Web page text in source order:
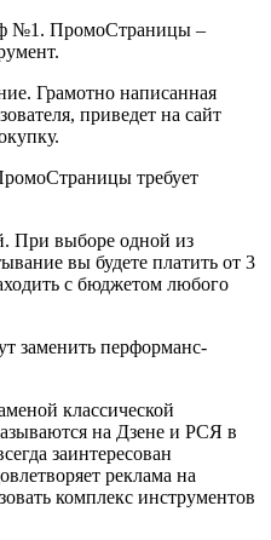
№1. ПромоСтраницы –
Грамотно написанная
приведет на сайт
требует
При выборе одной из
вы будете платить от 3
с бюджетом любого
перформанс-
классической
на Дзене и РСЯ в
заинтересован
реклама на
комплекс инструментов